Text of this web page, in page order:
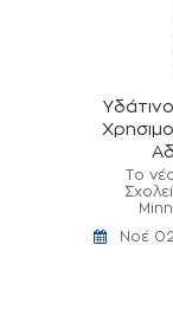
Το
Νοέ